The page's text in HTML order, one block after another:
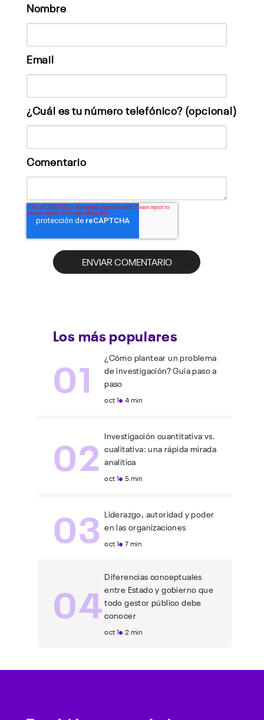
Nombre
Email
¿Cuál es tu número telefónico? (opcional)
Comentario
Los más populares
01
¿Cómo plantear un problema
de investigación? Guía paso a
paso
oct 1 4 min
02
Investigación cuantitativa vs.
cualitativa: una rápida mirada
analítica
oct 1 5 min
03 Liderazgo, autoridad y poder
en las organizaciones
oct 1 7 min
04
Diferencias conceptuales
entre Estado y gobierno que
todo gestor público debe
conocer
oct 1 2 min